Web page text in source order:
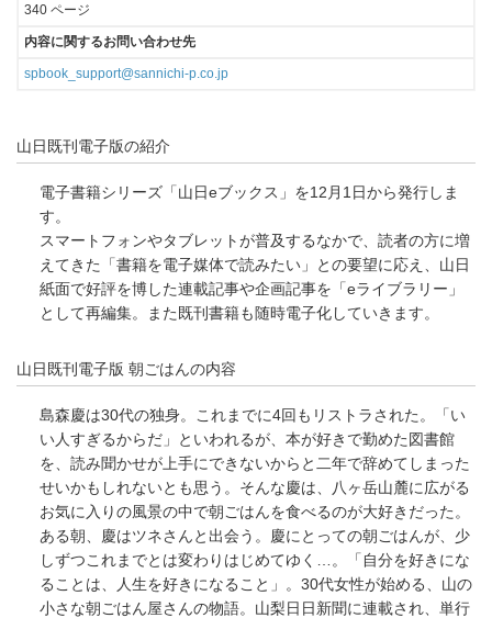
340 ページ
内容に関するお問い合わせ先
spbook_support@sannichi-p.co.jp
山日既刊電子版の紹介
電子書籍シリーズ「山日eブックス」を12月1日から発行しま
す。
スマートフォンやタブレットが普及するなかで、読者の方に増
えてきた「書籍を電子媒体で読みたい」との要望に応え、山日
紙面で好評を博した連載記事や企画記事を「eライブラリー」
として再編集。また既刊書籍も随時電子化していきます。
山日既刊電子版 朝ごはんの内容
島森慶は30代の独身。これまでに4回もリストラされた。「い
い人すぎるからだ」といわれるが、本が好きで勤めた図書館
を、読み聞かせが上手にできないからと二年で辞めてしまった
せいかもしれないとも思う。そんな慶は、八ヶ岳山麓に広がる
お気に入りの風景の中で朝ごはんを食べるのが大好きだった。
ある朝、慶はツネさんと出会う。慶にとっての朝ごはんが、少
しずつこれまでとは変わりはじめてゆく…。「自分を好きにな
ることは、人生を好きになること」。30代女性が始める、山の
小さな朝ごはん屋さんの物語。山梨日日新聞に連載され、単行